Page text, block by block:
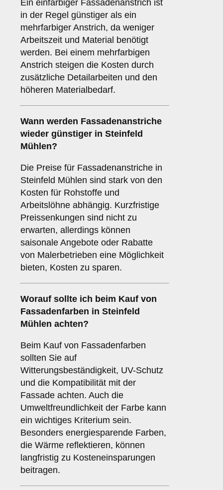
Ein einfarbiger Fassadenanstrich ist
in der Regel günstiger als ein
mehrfarbiger Anstrich, da weniger
Arbeitszeit und Material benötigt
werden. Bei einem mehrfarbigen
Anstrich steigen die Kosten durch
zusätzliche Detailarbeiten und den
höheren Materialbedarf.
Wann werden Fassadenanstriche
wieder günstiger in Steinfeld
Mühlen?
Die Preise für Fassadenanstriche in
Steinfeld Mühlen sind stark von den
Kosten für Rohstoffe und
Arbeitslöhne abhängig. Kurzfristige
Preissenkungen sind nicht zu
erwarten, allerdings können
saisonale Angebote oder Rabatte
von Malerbetrieben eine Möglichkeit
bieten, Kosten zu sparen.
Worauf sollte ich beim Kauf von
Fassadenfarben in Steinfeld
Mühlen achten?
Beim Kauf von Fassadenfarben
sollten Sie auf
Witterungsbeständigkeit, UV-Schutz
und die Kompatibilität mit der
Fassade achten. Auch die
Umweltfreundlichkeit der Farbe kann
ein wichtiges Kriterium sein.
Besonders energiesparende Farben,
die Wärme reflektieren, können
langfristig zu Kosteneinsparungen
beitragen.